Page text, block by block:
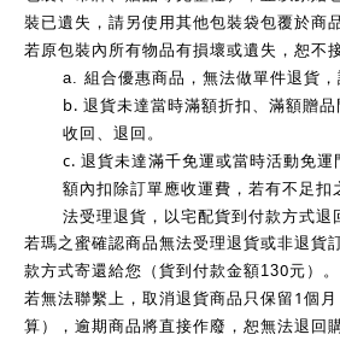
裝已遺失，請另使用其他包裝袋包覆於商
若原包裝內所有物品有損壞或遺失，恕不
a. 組合優惠商品，無法做單件退貨，
b. 退貨未達當時滿額折扣、滿額贈
收回、退回。
c. 退貨未達滿千免運或當時活動免運
額內扣除訂單應收運費，若有不足扣
法受理退貨，以宅配貨到付款方式退
若瑪之蜜確認商品無法受理退貨或非退貨
款方式寄還給您（貨到付款金額130元）。
若無法聯繫上，取消退貨商品只保留 1 個
算），逾期商品將直接作廢，恕無法退回